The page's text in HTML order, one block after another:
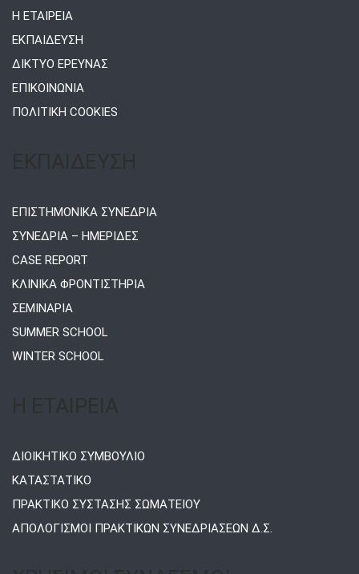
Η ΕΤΑΙΡΕΙΑ
ΕΚΠΑΙΔΕΥΣΗ
ΔΙΚΤΥΟ ΕΡΕΥΝΑΣ
ΕΠΙΚΟΙΝΩΝΙΑ
ΠΟΛΙΤΙΚΗ COOKIES
ΕΠΙΣΤΗΜΟΝΙΚΑ ΣΥΝΕΔΡΙΑ
ΣΥΝΕΔΡΙΑ – ΗΜΕΡΙΔΕΣ
CASE REPORT
ΚΛΙΝΙΚΑ ΦΡΟΝΤΙΣΤΗΡΙΑ
ΣΕΜΙΝΑΡΙΑ
SUMMER SCHOOL
WINTER SCHOOL
ΔΙΟΙΚΗΤΙΚΟ ΣΥΜΒΟΥΛΙΟ
ΚΑΤΑΣΤΑΤΙΚΟ
ΠΡΑΚΤΙΚΟ ΣΥΣΤΑΣΗΣ ΣΩΜΑΤΕΙΟΥ
ΑΠΟΛΟΓΙΣΜΟΙ ΠΡΑΚΤΙΚΩΝ ΣΥΝΕΔΡΙΑΣΕΩΝ Δ.Σ.